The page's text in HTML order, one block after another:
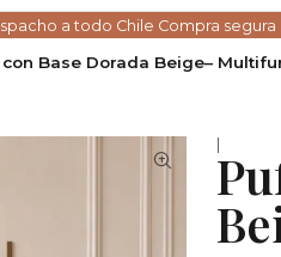
a todo Chile Compra segura
Base Dorada Beige–
|